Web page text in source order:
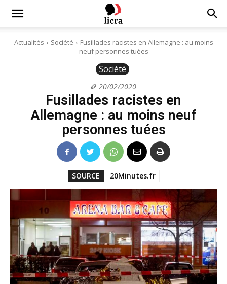
Licra
Actualités Société
Fusillades racistes en Allemagne : au moins
neuf personnes tuées
Société
20/02/2020
Fusillades racistes en
Allemagne : au moins neuf
personnes tuées
SOURCE 20Minutes.fr